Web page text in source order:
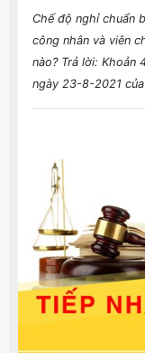
Chế độ nghỉ chuẩn
công nhân và viên
nào? Trả lời: Khoản
ngày 23-8-2021